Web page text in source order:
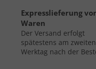
Expresslieferung
Waren
Der Versand erfolgt
spätestens am zweiten
Werktag nach der